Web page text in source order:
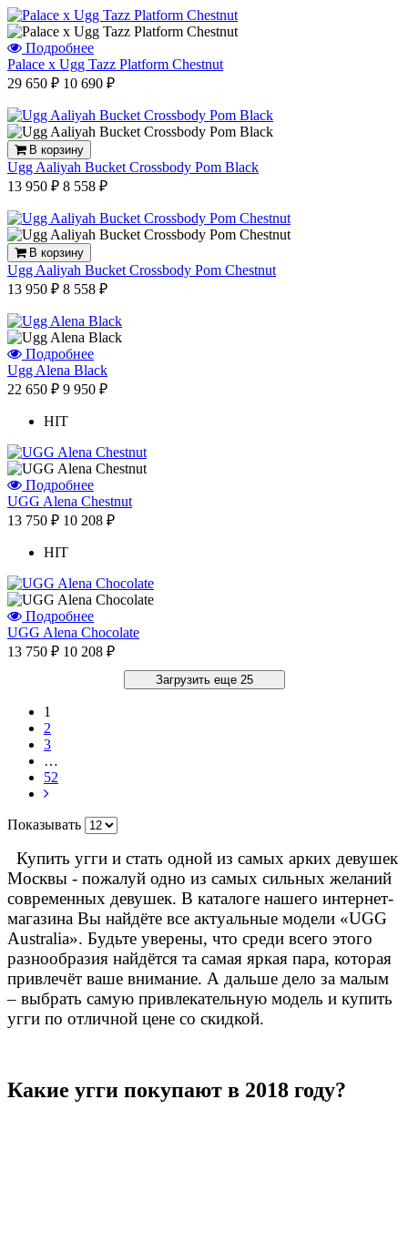
Подробнее
Palace x Ugg Tazz Platform Chestnut
29 650 ₽ 10 690 ₽
В корзину
Ugg Aaliyah Bucket Crossbody Pom Black
13 950 ₽ 8 558 ₽
В корзину
Ugg Aaliyah Bucket Crossbody Pom Chestnut
13 950 ₽ 8 558 ₽
Подробнее
Ugg Alena Black
22 650 ₽ 9 950 ₽
HIT
Подробнее
UGG Alena Chestnut
13 750 ₽ 10 208 ₽
HIT
Подробнее
UGG Alena Chocolate
13 750 ₽ 10 208 ₽
Загрузить еще 25
1
2
3
…
52
Показывать
Купить угги и стать одной из самых арких девушек
Москвы - пожалуй одно из самых сильных желаний
современных девушек. В каталоге нашего интернет-
магазина Вы найдёте все актуальные модели «UGG
Australia». Будьте уверены, что среди всего этого
разнообразия найдётся та самая яркая пара, которая
привлечёт ваше внимание. А дальше дело за малым
– выбрать самую привлекательную модель и купить
угги по отличной цене со скидкой.
Какие угги покупают в 2018 году?